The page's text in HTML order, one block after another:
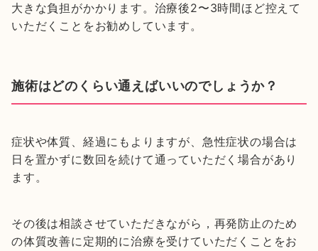
大きな負担がかかります。治療後2〜3時間ほど控えて
いただくことをお勧めしています。
施術はどのくらい通えばいいのでしょうか？
症状や体質、経過にもよりますが、急性症状の場合は
日を置かずに数回を続けて通っていただく場合があり
ます。
その後は相談させていただきながら，再発防止のため
の体質改善に定期的に治療を受けていただくことをお